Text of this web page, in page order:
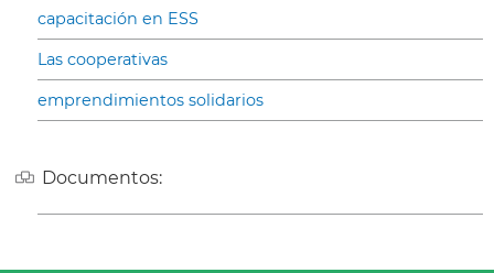
capacitación en ESS
Las cooperativas
emprendimientos solidarios
Documentos: